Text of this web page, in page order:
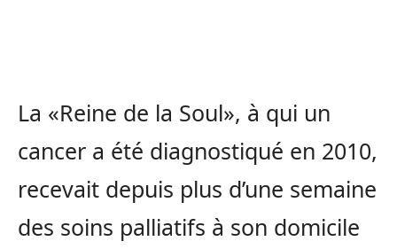
La «Reine de la Soul», à qui un
cancer a été diagnostiqué en 2010,
recevait depuis plus d’une semaine
des soins palliatifs à son domicile